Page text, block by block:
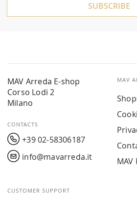
SUBSCRIBE
MAV Arreda E-shop
Corso Lodi 2
Milano
CONTACTS
+39 02-58306187
info@mavarreda.it
MAV
MAV
CUSTOMER SUPPORT